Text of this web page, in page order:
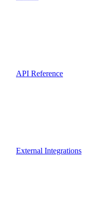
API Reference
External Integrations